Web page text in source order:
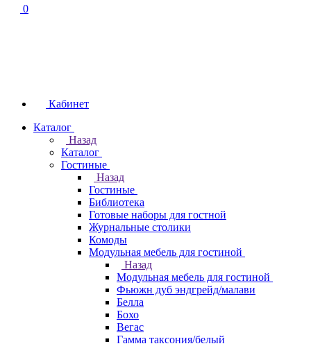
0
Кабинет
Каталог
Назад
Каталог
Гостиные
Назад
Гостиные
Библиотека
Готовые наборы для гостной
Журнальные столики
Комоды
Модульная мебель для гостиной
Назад
Модульная мебель для гостиной
Фьюжн дуб эндгрейд/малави
Белла
Бохо
Вегас
Гамма таксония/белый